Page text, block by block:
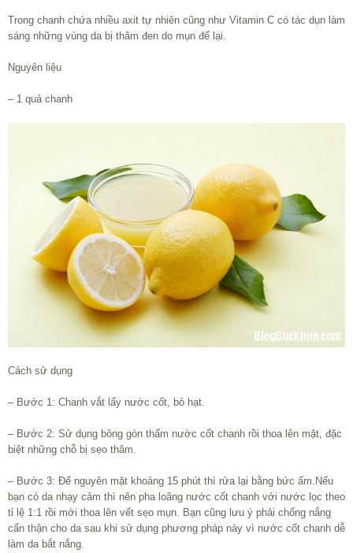
Trong chanh chứa nhiều axit tự nhiên cũng như Vitamin C có tác dụn làm
sáng những vùng da bị thâm đen do mụn để lại.
Nguyên liệu
– 1 quả chanh
Cách sử dụng
– Bước 1: Chanh vắt lấy nước cốt, bỏ hạt.
– Bước 2: Sử dụng bông gòn thấm nước cốt chanh rồi thoa lên mặt, đặc
biệt những chỗ bị sẹo thâm.
– Bước 3: Để nguyên mặt khoảng 15 phút thì rửa lại bằng bức ấm.Nếu
bạn có da nhạy cảm thì nên pha loãng nước cốt chanh với nước lọc theo
tỉ lệ 1:1 rồi mới thoa lên vết sẹo mụn. Bạn cũng lưu ý phải chống nắng
cẩn thận cho da sau khi sử dụng phương pháp này vì nước cốt chanh dễ
làm da bắt nắng.